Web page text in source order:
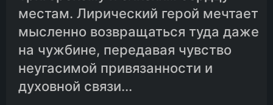
местам. Лирический герой мечтает
мысленно возвращаться туда даже
на чужбине, передавая чувство
неугасимой привязанности и
духовной связи...